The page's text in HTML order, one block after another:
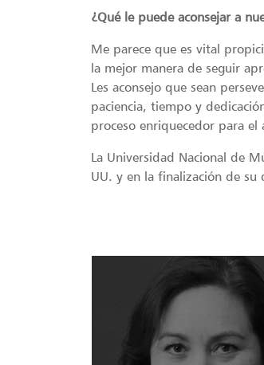
¿Qué le puede aconsejar a
Me parece que es vital
la mejor manera de seguir
Les aconsejo que sean
paciencia, tiempo y
proceso enriquecedor para
La Universidad Nacional de
UU. y en la finalización de su